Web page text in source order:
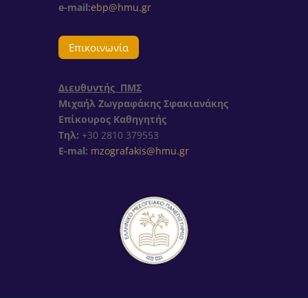
e-mail:ebp@hmu.gr
Επικοινωνία
Διευθυντής ΠΜΣ
Μιχαήλ Ζωγραφάκης Σφακιανάκης
Επίκουρος Καθηγητής
Τηλ: +30 2810 379553
E-mal: mzografakis@hmu.gr